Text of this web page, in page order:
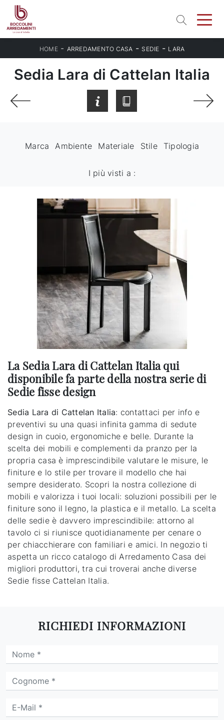
HOME- ARREDAMENTO CASA - SEDIE - LARA
Sedia Lara di Cattelan Italia
Marca Ambiente Materiale Stile Tipologia
I più visti a :
La Sedia Lara di Cattelan Italia qui
disponibile fa parte della nostra serie di
Sedie fisse design
Sedia Lara di Cattelan Italia: contattaci per info e
preventivi su una quasi infinita gamma di sedute
design in cuoio, ergonomiche e belle. Durante la
scelta dei mobili e complementi da pranzo per la
propria casa è imprescindibile valutare le misure, le
finiture e lo stile per trovare il modello che hai
sempre desiderato. Scopri la nostra collezione di
mobili e valorizza i tuoi locali: soluzioni possibili per le
finiture sono il legno, la plastica e il metallo. La scelta
delle sedie è davvero imprescindibile: attorno al
tavolo ci si riunisce quotidianamente per cenare o
per chiacchierare con familiari e amici. In negozio ti
aspetta un ricco catalogo di Arredamento Casa dei
migliori produttori, tra cui troverai anche diverse
Sedie fisse Cattelan Italia.
RICHIEDI INFORMAZIONI